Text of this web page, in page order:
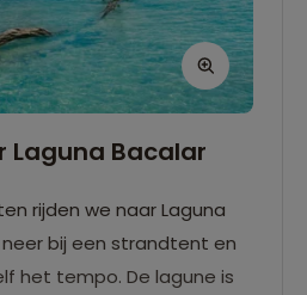
Bacalar
rijden we naar Laguna
neer bij een strandtent en
het tempo. De lagune is